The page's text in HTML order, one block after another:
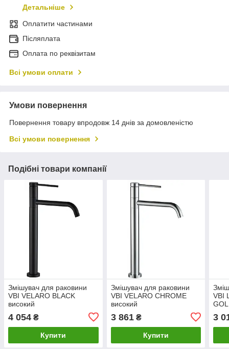
Детальніше
Оплатити частинами
Післяплата
Оплата по реквізитам
Всі умови оплати
Умови повернення
Повернення товару впродовж 14 днів за домовленістю
Всі умови повернення
Подібні товари компанії
Змішувач для раковини
VBI VELARO BLACK
високий
4 054 ₴
Купити
Змішувач для раковини
VBI VELARO CHROME
високий
3 861₴
Купити
VBI
3